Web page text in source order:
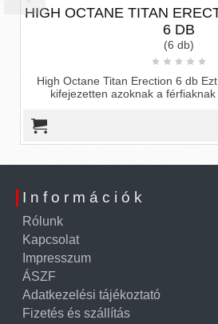
KAPSZULA -
az erekciós tablettát
fejlesztették ki, ak
Információk
Rólunk
Kapcsolat
Impresszum
ÁSZF
Adatkezelési tájékoztató
Fizetés és szállítás